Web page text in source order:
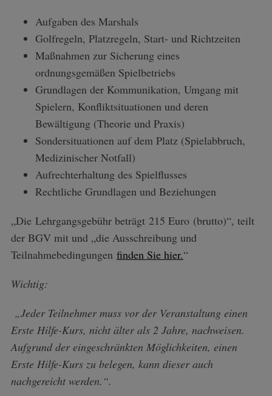
Aufgaben des Marshals
Golfregeln, Platzregeln, Start- und Richtzeiten
Maßnahmen zur Sicherung eines
ordnungsgemäßen Spielbetriebs
Grundlagen der Kommunikation, Umgang mit
Spielern, Konfliktsituationen und deren
Bewältigung (Theorie und Praxis)
Sondersituationen auf dem Platz (Spielabbruch,
Medizinischer Notfall)
Aufrechterhaltung des Spielflusses
Rechtliche Grundlagen und Beziehungen
„Die Lehrgangsgebühr beträgt 215 Euro (brutto)“, teilt
der BGV mit und „die Ausschreibung und
Teilnahmebedingungen finden Sie hier.“
Wichtig:
„Jeder Teilnehmer muss vor der Veranstaltung einen
Erste Hilfe-Kurs, nicht älter als 2 Jahre, nachweisen.
Aufgrund der eingeschränkten Möglichkeiten, einen
Erste Hilfe-Kurs zu belegen, kann dieser auch
nachgereicht werden.“.